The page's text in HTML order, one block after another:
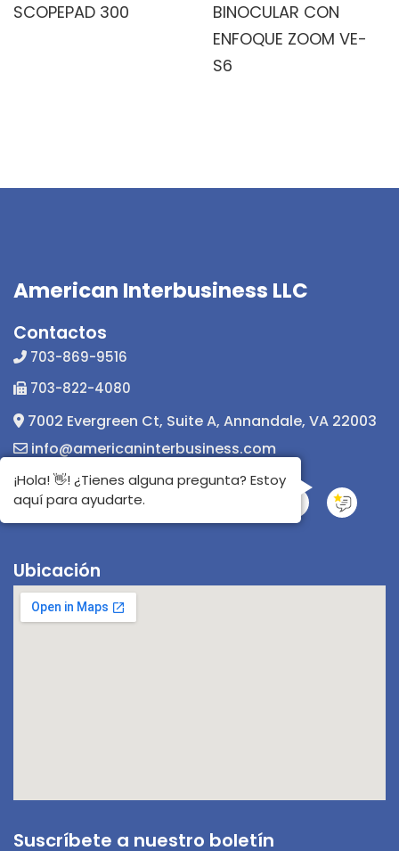
SCOPEPAD 300
BINOCULAR CON
ENFOQUE ZOOM VE-
S6
American Interbusiness LLC
Contactos
703-869-9516
703-822-4080
7002 Evergreen Ct, Suite A, Annandale, VA 22003
info@americaninterbusiness.com
Ubicación
Suscríbete a nuestro boletín
¡Hola! 👋! ¿Tienes alguna pregunta? Estoy
aquí para ayudarte.